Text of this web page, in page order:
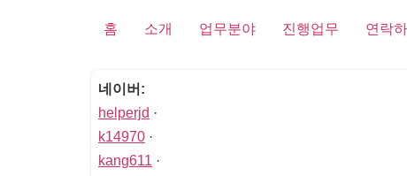
홈 소개 업무분야 진행업무 연락하
네이버:
helperjd ·
k14970 ·
kang611 ·